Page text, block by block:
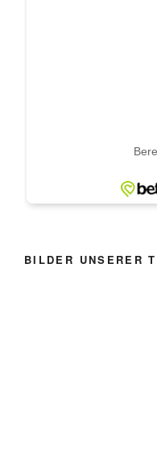
BILDER UNSERER